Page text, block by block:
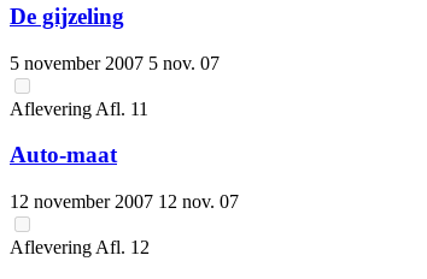
De gijzeling
5 november 2007 5 nov. 07
Aflevering Afl. 11
Auto-maat
12 november 2007 12 nov. 07
Aflevering Afl. 12